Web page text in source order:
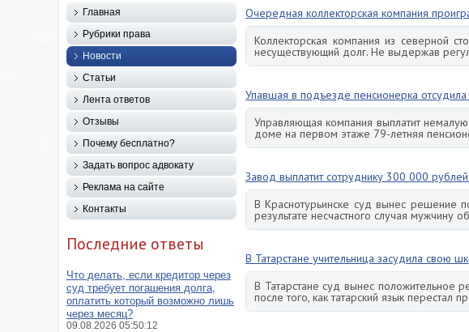
Очередная коллекторская компания
Коллекторская компания из северной
несуществующий долг. Не выдержав
Упавшая в подъезде пенсионерка
Управляющая компания выплатит
доме на первом этаже 79-летняя
Завод выплатит сотруднику 300 000
В Краснотурьинске суд вынес решение
результате несчастного случая мужчину
В Татарстане учительница засудила свою
В Татарстане суд вынес положительное
после того, как татарский язык перестал
Главная
Рубрики права
Новости
Статьи
Лента ответов
Отзывы
Почему бесплатно?
Задать вопрос адвокату
Реклама на сайте
Контакты
Последние ответы
Что делать, если кредитор через
суд требует погашения долга,
оплатить который возможно лишь
через месяц?
09.08.2026 05:50:12